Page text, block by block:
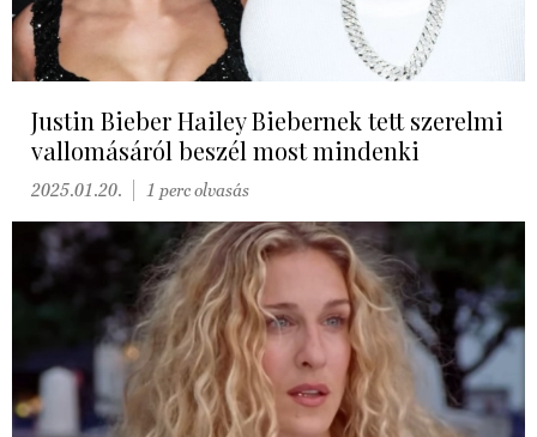
Justin Bieber Hailey Biebernek tett szerelmi
vallomásáról beszél most mindenki
2025.01.20. 1 perc olvasás